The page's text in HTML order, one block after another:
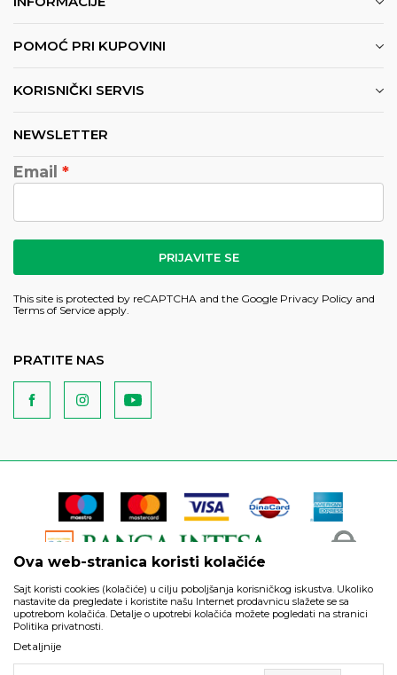
POMOĆ PRI KUPOVINI
KORISNIČKI SERVIS
NEWSLETTER
Email
PRIJAVITE SE
This site is protected by reCAPTCHA and the Google Privacy Policy and
Terms of Service apply.
PRATITE NAS
artikli prikazani na sajtu su deo naše ponude i ne podrazumeva
da su dostupni u svakom trenutku.
Ova web-stranica koristi kolačiće
Sajt koristi cookies (kolačiće) u cilju poboljšanja korisničkog iskustva. Ukoliko
nastavite da pregledate i koristite našu Internet prodavnicu slažete se sa
upotrebom kolačića. Detalje o upotrebi kolačića možete pogledati na stranici
Politika privatnosti.
Detaljnije